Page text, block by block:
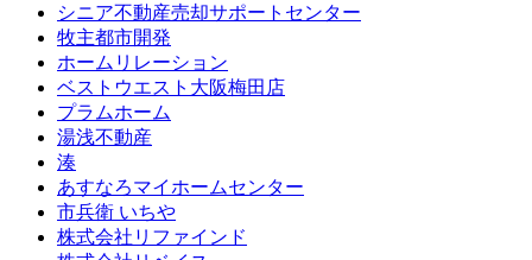
シニア不動産売却サポートセンター
牧主都市開発
ホームリレーション
ベストウエスト大阪梅田店
プラムホーム
湯浅不動産
湊
あすなろマイホームセンター
市兵衛 いちや
株式会社リファインド